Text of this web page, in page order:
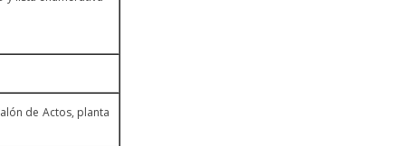
de Actos, planta